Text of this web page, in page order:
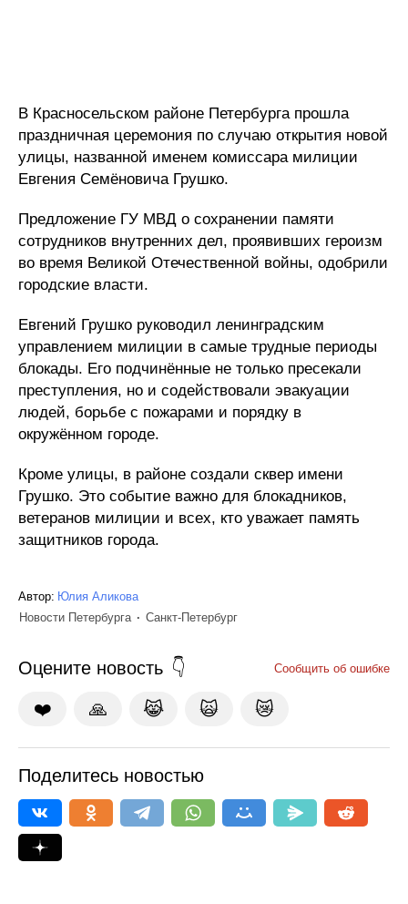
В Красносельском районе Петербурга прошла
праздничная церемония по случаю открытия новой
улицы, названной именем комиссара милиции
Евгения Семёновича Грушко.
Предложение ГУ МВД о сохранении памяти
сотрудников внутренних дел, проявивших героизм
во время Великой Отечественной войны, одобрили
городские власти.
Евгений Грушко руководил ленинградским
управлением милиции в самые трудные периоды
блокады. Его подчинённые не только пресекали
преступления, но и содействовали эвакуации
людей, борьбе с пожарами и порядку в
окружённом городе.
Кроме улицы, в районе создали сквер имени
Грушко. Это событие важно для блокадников,
ветеранов милиции и всех, кто уважает память
защитников города.
Автор: Юлия Аликова
Новости Петербурга
Санкт-Петербург
Оцените новость Сообщить об ошибке
❤️ 🙏 😹 🙀 😿
Поделитесь новостью